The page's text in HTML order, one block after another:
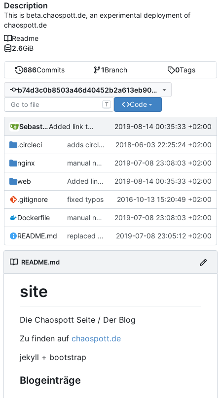
686Commits 1Branch 0Tags
b74d3c0b8503a46d40452b2a613eb904125a9633
T Code
Sebastian Added link to Logbuch. 2019-08-14 00:35:33 +02:00
.circleci adds circleci build 2018-06-03 22:25:24 +02:00
nginx manual nginx config 2019-07-08 23:08:03 +02:00
web Added link to Logbuch. 2019-08-14 00:35:33 +02:00
.gitignore fixed typos 2016-10-13 15:20:49 +02:00
Dockerfile manual nginx config 2019-07-08 23:08:03 +02:00
README.md replaced faulty md 2019-07-08 23:05:12 +02:00
README.md
site
Die Chaospott Seite / Der Blog
Zu finden auf chaospott.de
jekyll + bootstrap
Blogeinträge
Description
This is beta.chaospott.de, an experimental deployment of
chaospott.de
Readme
2.6GiB